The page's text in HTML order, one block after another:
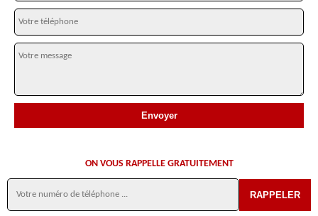
ON VOUS RAPPELLE GRATUITEMENT